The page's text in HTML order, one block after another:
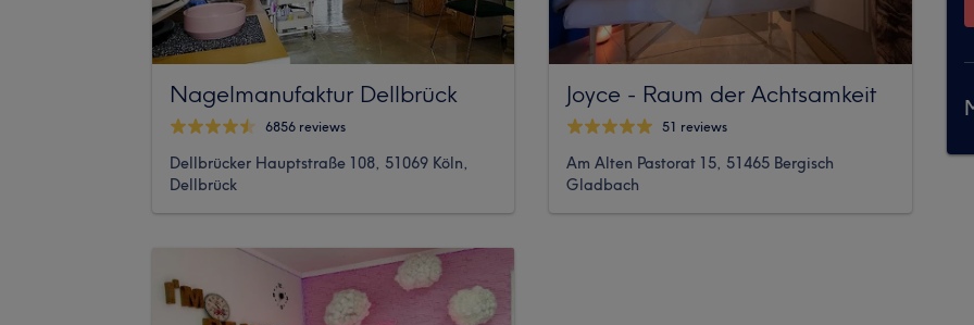
Nagelmanufaktur Dellbrück
6856 reviews
Dellbrücker Hauptstraße 108, 51069 Köln,
Dellbrück
Joyce - Raum der Achtsamkeit
51 reviews
Am Alten Pastorat 15, 51465 Bergisch
Gladbach